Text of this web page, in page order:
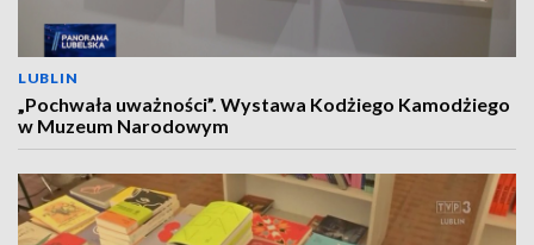
LUBLIN
„Pochwała uważności”. Wystawa Kodżiego Kamodżiego
w Muzeum Narodowym